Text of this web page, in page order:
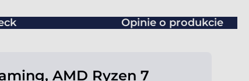
Opinie o produkcie
AMD Ryzen 7